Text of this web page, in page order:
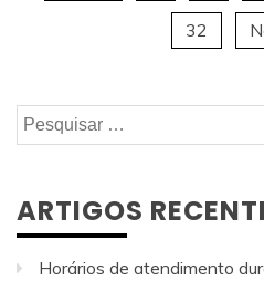
32
Pesquisar
por:
ARTIGOS
Horários de atendimento